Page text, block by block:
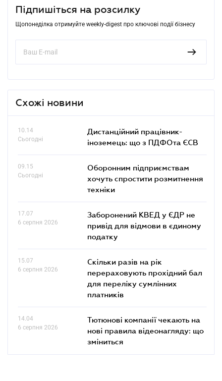
Підпишіться на розсилку
Щопонеділка отримуйте weekly-digest про ключові події бізнесу
Схожі новини
10.14
Сьогодні
Дистанційний працівник-
іноземець: що з ПДФОта ЄСВ
09.15
Сьогодні
Оборонним підприємствам
хочуть спростити розмитнення
техніки
17.07
6 серпня 2026
Заборонений КВЕД у ЄДР не
привід для відмови в єдиному
податку
15.07
6 серпня 2026
Скільки разів на рік
перераховують прохідний бал
для переліку сумлінних
платників
14.04
6 серпня 2026
Тютюнові компанії чекають на
нові правила відеонагляду: що
зміниться